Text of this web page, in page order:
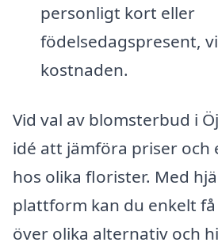
personligt kort eller
födelsedagspresent,
kostnaden.
Vid val av blomsterbud i
idé att jämföra priser och
hos olika florister. Med
plattform kan du enkelt
över olika alternativ och